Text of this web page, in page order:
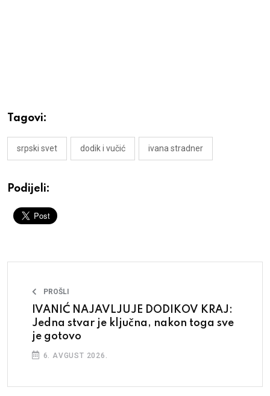
Tagovi:
srpski svet dodik i vučić ivana stradner
Podijeli:
PROŠLI
IVANIĆ NAJAVLJUJE DODIKOV KRAJ:
Jedna stvar je ključna, nakon toga sve
je gotovo
6. AVGUST 2026.